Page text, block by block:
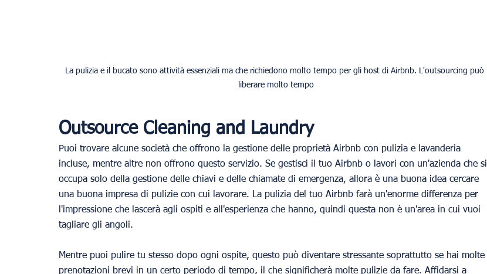
La pulizia e il bucato sono attività essenziali ma che richiedono molto tempo per gli host di Airbnb. L'outsourcing può
liberare molto tempo
Outsource Cleaning and Laundry
Puoi trovare alcune società che offrono la gestione delle proprietà Airbnb con pulizia e lavanderia
incluse, mentre altre non offrono questo servizio. Se gestisci il tuo Airbnb o lavori con un'azienda che si
occupa solo della gestione delle chiavi e delle chiamate di emergenza, allora è una buona idea cercare
una buona impresa di pulizie con cui lavorare. La pulizia del tuo Airbnb farà un'enorme differenza per
l'impressione che lascerà agli ospiti e all'esperienza che hanno, quindi questa non è un'area in cui vuoi
tagliare gli angoli.
Mentre puoi pulire tu stesso dopo ogni ospite, questo può diventare stressante soprattutto se hai molte
prenotazioni brevi in ​​un certo periodo di tempo, il che significherà molte pulizie da fare. Affidarsi a